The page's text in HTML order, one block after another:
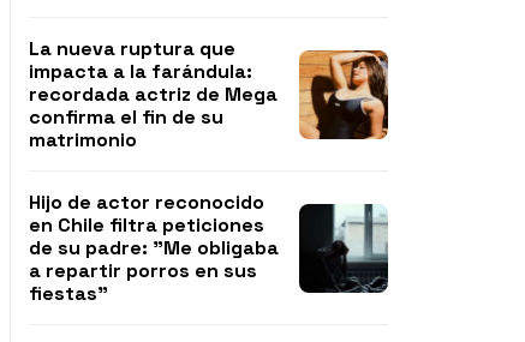
La nueva ruptura que
impacta a la farándula:
recordada actriz de Mega
confirma el fin de su
matrimonio
Hijo de actor reconocido
en Chile filtra peticiones
de su padre: "Me obligaba
a repartir porros en sus
fiestas"